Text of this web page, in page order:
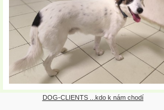
DOG-CLIENTS ...kdo k nám chodí